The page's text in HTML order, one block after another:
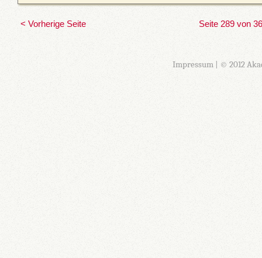
< Vorherige Seite Seite 289 von
Impressum| © 2012